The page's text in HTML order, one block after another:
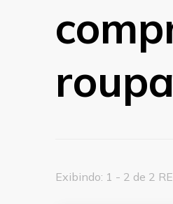
Exibindo: 1 - 2 de 2